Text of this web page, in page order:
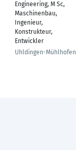
Engineering, M Sc,
Maschinenbau,
Ingenieur,
Konstrukteur,
Entwickler
Uhldingen-Mühlhofen